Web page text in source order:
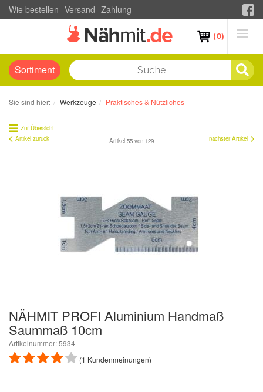
Wie bestellen Versand Zahlung
(0)
Sortiment
Sie sind hier: Werkzeuge Praktisches & Nützliches
Zur Übersicht
Artikel zurück
Artikel 55 von 129 nächster Artikel
NÄHMIT PROFI Aluminium Handmaß
Saummaß 10cm
Artikelnummer: 5934
(1 Kundenmeinungen)